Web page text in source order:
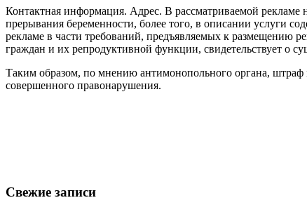
Контактная информация. Адрес. В рассматриваемой рекламе
прерывания беременности, более того, в описании услуги
рекламе в части требований, предъявляемых к размещению
граждан и их репродуктивной функции, свидетельствует о
Таким образом, по мнению антимонопольного органа,
совершенного правонарушения.
Свежие записи